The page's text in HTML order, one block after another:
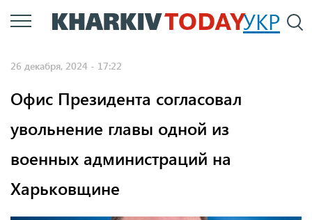
Перейти
к
УКР
26 декабря, 2024 - 17:22
Офис Президента согласовал
увольнение главы одной из
военных администраций на
Харьковщине